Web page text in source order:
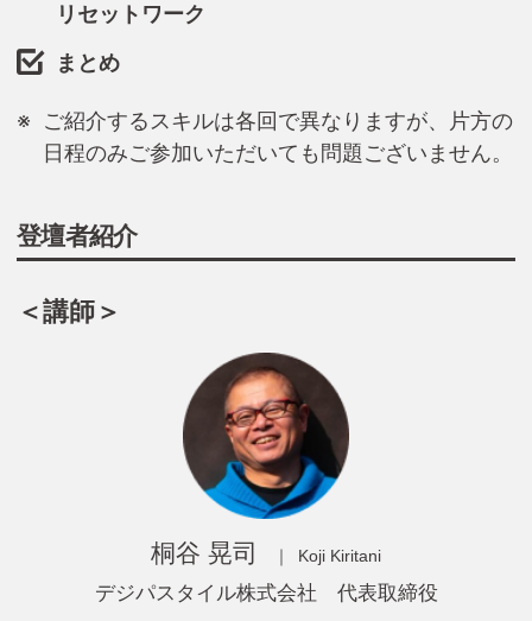
リセットワーク
まとめ
ご紹介するスキルは各回で異なりますが、片方の
日程のみご参加いただいても問題ございません。
登壇者紹介
＜講師＞
桐谷 晃司 Koji Kiritani
デジパスタイル株式会社 代表取締役